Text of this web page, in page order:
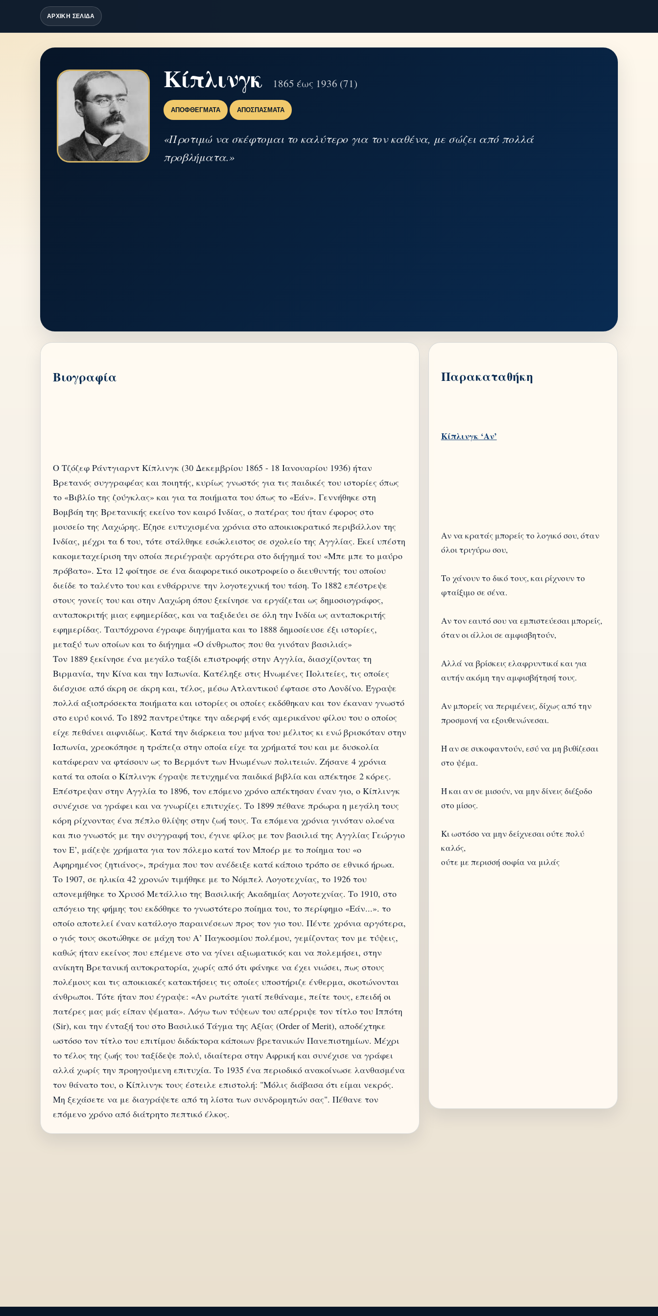
ΑΡΧΙΚΗ ΣΕΛΙΔΑ
Κίπλινγκ 1865 έως 1936 (71)
ΑΠΟΦΘΈΓΜΑΤΑ ΑΠΟΣΠΆΣΜΑΤΑ
«Προτιμώ να σκέφτομαι το καλύτερο για τον καθένα, με σώζει από πολλά
προβλήματα.»
Βιογραφία
Ο Τζόζεφ Ράντγιαρντ Κίπλινγκ (30 Δεκεμβρίου 1865 - 18 Ιανουαρίου 1936) ήταν
Βρετανός συγγραφέας και ποιητής, κυρίως γνωστός για τις παιδικές του ιστορίες όπως
το «Βιβλίο της ζούγκλας» και για τα ποιήματα του όπως το «Εάν». Γεννήθηκε στη
Βομβάη της Βρετανικής εκείνο τον καιρό Ινδίας, ο πατέρας του ήταν έφορος στο
μουσείο της Λαχώρης. Έζησε ευτυχισμένα χρόνια στο αποικιοκρατικό περιβάλλον της
Ινδίας, μέχρι τα 6 του, τότε στάλθηκε εσώκλειστος σε σχολείο της Αγγλίας. Εκεί υπέστη
κακομεταχείριση την οποία περιέγραψε αργότερα στο διήγημά του «Μπε μπε το μαύρο
πρόβατο». Στα 12 φοίτησε σε ένα διαφορετικό οικοτροφείο ο διευθυντής του οποίου
διείδε το ταλέντο του και ενθάρρυνε την λογοτεχνική του τάση. Το 1882 επέστρεψε
στους γονείς του και στην Λαχώρη όπου ξεκίνησε να εργάζεται ως δημοσιογράφος,
ανταποκριτής μιας εφημερίδας, και να ταξιδεύει σε όλη την Ινδία ως ανταποκριτής
εφημερίδας. Ταυτόχρονα έγραφε διηγήματα και το 1888 δημοσίευσε έξι ιστορίες,
μεταξύ των οποίων και το διήγημα «Ο άνθρωπος που θα γινόταν βασιλιάς»
Τον 1889 ξεκίνησε ένα μεγάλο ταξίδι επιστροφής στην Αγγλία, διασχίζοντας τη
Βιρμανία, την Κίνα και την Ιαπωνία. Κατέληξε στις Ηνωμένες Πολιτείες, τις οποίες
διέσχισε από άκρη σε άκρη και, τέλος, μέσω Ατλαντικού έφτασε στο Λονδίνο. Έγραψε
πολλά αξιοπρόσεκτα ποιήματα και ιστορίες οι οποίες εκδόθηκαν και τον έκαναν γνωστό
στο ευρύ κοινό. Το 1892 παντρεύτηκε την αδερφή ενός αμερικάνου φίλου του ο οποίος
είχε πεθάνει αιφνιδίως. Κατά την διάρκεια του μήνα του μέλιτος κι ενώ βρισκόταν στην
Ιαπωνία, χρεοκόπησε η τράπεζα στην οποία είχε τα χρήματά του και με δυσκολία
κατάφεραν να φτάσουν ως το Βερμόντ των Ηνωμένων πολιτειών. Ζήσανε 4 χρόνια
κατά τα οποία ο Κίπλινγκ έγραψε πετυχημένα παιδικά βιβλία και απέκτησε 2 κόρες.
Επέστρεψαν στην Αγγλία το 1896, τον επόμενο χρόνο απέκτησαν έναν γιο, ο Κίπλινγκ
συνέχισε να γράφει και να γνωρίζει επιτυχίες. Το 1899 πέθανε πρόωρα η μεγάλη τους
κόρη ρίχνοντας ένα πέπλο θλίψης στην ζωή τους. Τα επόμενα χρόνια γινόταν ολοένα
και πιο γνωστός με την συγγραφή του, έγινε φίλος με τον βασιλιά της Αγγλίας Γεώργιο
τον Ε’, μάζεψε χρήματα για τον πόλεμο κατά τον Μποέρ με το ποίημα του «ο
Αφηρημένος ζητιάνος», πράγμα που τον ανέδειξε κατά κάποιο τρόπο σε εθνικό ήρωα.
Το 1907, σε ηλικία 42 χρονών τιμήθηκε με το Νόμπελ Λογοτεχνίας, το 1926 του
απονεμήθηκε το Χρυσό Μετάλλιο της Βασιλικής Ακαδημίας Λογοτεχνίας. Το 1910, στο
απόγειο της φήμης του εκδόθηκε το γνωστότερο ποίημα του, το περίφημο «Εάν...». το
οποίο αποτελεί έναν κατάλογο παραινέσεων προς τον γιο του. Πέντε χρόνια αργότερα,
ο γιός τους σκοτώθηκε σε μάχη του Α’ Παγκοσμίου πολέμου, γεμίζοντας τον με τύψεις,
καθώς ήταν εκείνος που επέμενε στο να γίνει αξιωματικός και να πολεμήσει, στην
ανίκητη Βρετανική αυτοκρατορία, χωρίς από ότι φάνηκε να έχει νιώσει, πως στους
πολέμους και τις αποικιακές κατακτήσεις τις οποίες υποστήριζε ένθερμα, σκοτώνονται
άνθρωποι. Τότε ήταν που έγραψε: «Αν ρωτάτε γιατί πεθάναμε, πείτε τους, επειδή οι
πατέρες μας μάς είπαν ψέματα». Λόγω των τύψεων του απέρριψε τον τίτλο του Ιππότη
(Sir), και την ένταξή του στο Βασιλικό Τάγμα της Αξίας (Order of Merit), αποδέχτηκε
ωστόσο τον τίτλο του επιτίμου διδάκτορα κάποιων βρετανικών Πανεπιστημίων. Μέχρι
το τέλος της ζωής του ταξίδεψε πολύ, ιδιαίτερα στην Αφρική και συνέχισε να γράφει
αλλά χωρίς την προηγούμενη επιτυχία. Το 1935 ένα περιοδικό ανακοίνωσε λανθασμένα
τον θάνατο του, ο Κίπλινγκ τους έστειλε επιστολή: "Μόλις διάβασα ότι είμαι νεκρός.
Μη ξεχάσετε να με διαγράψετε από τη λίστα των συνδρομητών σας". Πέθανε τον
Παρακαταθήκη
Αν να κρατάς μπορείς το λογικό σου, όταν
όλοι τριγύρω σου,
Το χάνουν το δικό τους, και ρίχνουν το
φταίξιμο σε σένα.
Αν τον εαυτό σου να εμπιστεύεσαι μπορείς,
όταν οι άλλοι σε αμφισβητούν,
Αλλά να βρίσκεις ελαφρυντικά και για
αυτήν ακόμη την αμφισβήτησή τους.
Αν μπορείς να περιμένεις, δίχως από την
προσμονή να εξουθενώνεσαι.
Ή αν σε συκοφαντούν, εσύ να μη βυθίζεσαι
στο ψέμα.
Ή και αν σε μισούν, να μην δίνεις διέξοδο
στο μίσος.
Κι ωστόσο να μην δείχνεσαι ούτε πολύ
καλός,
ούτε με περισσή σοφία να μιλάς